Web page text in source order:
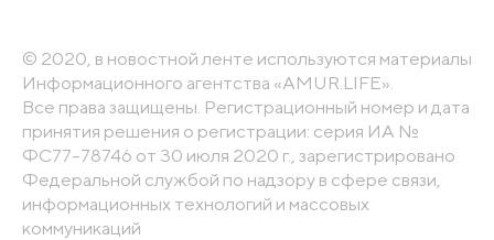
© 2020, в новостной ленте используются материалы
Информационного агентства «AMUR.LIFE».
Все права защищены. Регистрационный номер и дата
принятия решения о регистрации: серия ИА №
ФС77-78746 от 30 июля 2020 г., зарегистрировано
Федеральной службой по надзору в сфере связи,
информационных технологий и массовых
коммуникаций